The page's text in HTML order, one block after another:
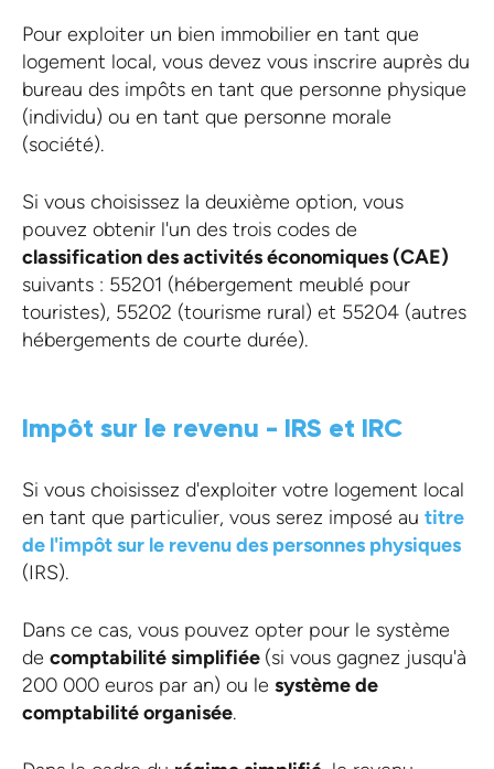
Pour exploiter un bien immobilier en tant que
logement local, vous devez vous inscrire auprès du
bureau des impôts en tant que personne physique
(individu) ou en tant que personne morale
(société).
Si vous choisissez la deuxième option, vous
pouvez obtenir l'un des trois codes de
classification des activités économiques (CAE)
suivants : 55201 (hébergement meublé pour
touristes), 55202 (tourisme rural) et 55204 (autres
hébergements de courte durée).
Impôt sur le revenu - IRS et IRC
Si vous choisissez d'exploiter votre logement local
en tant que particulier, vous serez imposé au titre
de l'impôt sur le revenu des personnes physiques
(IRS).
Dans ce cas, vous pouvez opter pour le système
de comptabilité simplifiée (si vous gagnez jusqu'à
200 000 euros par an) ou le système de
comptabilité organisée.